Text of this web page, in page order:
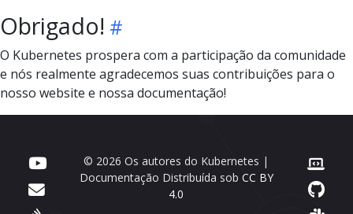
Obrigado!
O Kubernetes prospera com a participação da comunidade
e nós realmente agradecemos suas contribuições para o
nosso website e nossa documentação!
© 2026 Os autores do Kubernetes |
Documentação Distribuída sob CC BY
4.0